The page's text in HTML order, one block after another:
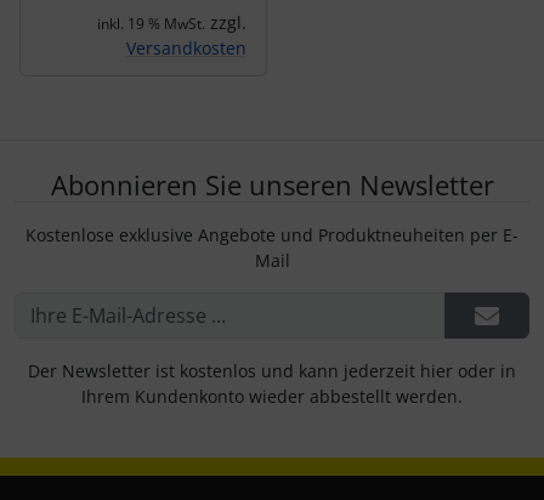
inkl. 19 % MwSt. zzgl.
Versandkosten
Abonnieren Sie unseren Newsletter
Kostenlose exklusive Angebote und Produktneuheiten per E-
Mail
Der Newsletter ist kostenlos und kann jederzeit hier oder in
Ihrem Kundenkonto wieder abbestellt werden.